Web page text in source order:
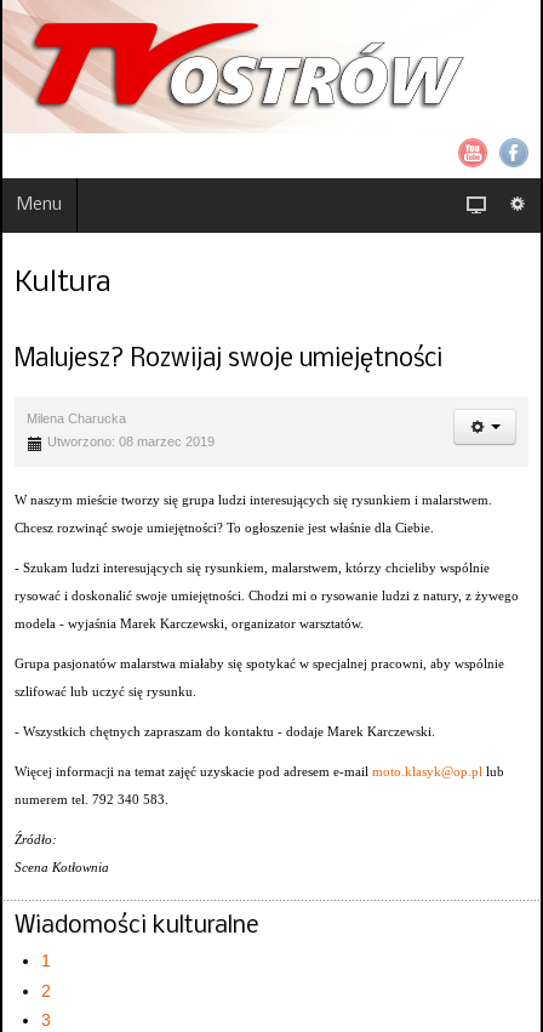
Menu
Kultura
Malujesz? Rozwijaj swoje umiejętności
Milena Charucka
Utworzono: 08 marzec 2019
W naszym mieście tworzy się grupa ludzi interesujących się rysunkiem i malarstwem.
Chcesz rozwinąć swoje umiejętności? To ogłoszenie jest właśnie dla Ciebie.
- Szukam ludzi interesujących się rysunkiem, malarstwem, którzy chcieliby wspólnie
rysować i doskonalić swoje umiejętności. Chodzi mi o rysowanie ludzi z natury, z żywego
modela - wyjaśnia Marek Karczewski, organizator warsztatów.
Grupa pasjonatów malarstwa miałaby się spotykać w specjalnej pracowni, aby wspólnie
szlifować lub uczyć się rysunku.
- Wszystkich chętnych zapraszam do kontaktu - dodaje Marek Karczewski.
Więcej informacji na temat zajęć uzyskacie pod adresem e-mail moto.klasyk@op.pl lub
numerem tel. 792 340 583.
Źródło:
Scena Kotłownia
Wiadomości kulturalne
1
2
3